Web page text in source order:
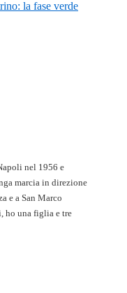
la fase verde
nel 1956 e
marcia in direzione
e a San Marco
ho una figlia e tre